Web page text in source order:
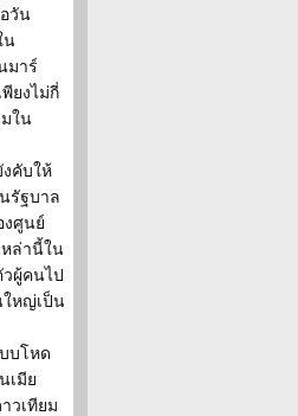
วัน
น
มาร์
ยงไม่กี่
ใน
คับให้
รัฐบาล
งศูนย์
ล่านี้ใน
ผู้คนไป
หญ่เป็น
บโหด
เมีย
วเทียม